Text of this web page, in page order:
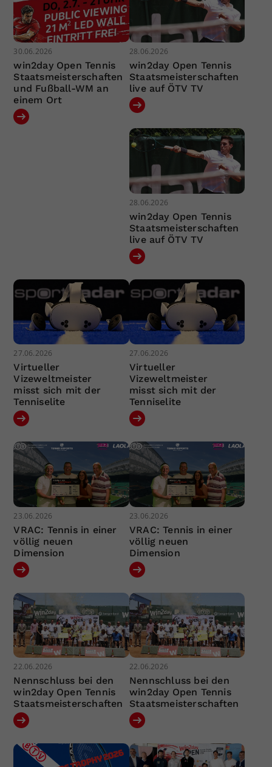
30.06.2026
win2day Open Tennis
Staatsmeisterschaften
und Fußball-WM an
einem Ort
28.06.2026
win2day Open Tennis
Staatsmeisterschaften
live auf ÖTV TV
28.06.2026
win2day Open Tennis
Staatsmeisterschaften
live auf ÖTV TV
27.06.2026
Virtueller
Vizeweltmeister
misst sich mit der
Tenniselite
27.06.2026
Virtueller
Vizeweltmeister
misst sich mit der
Tenniselite
23.06.2026
VRAC: Tennis in einer
völlig neuen
Dimension
23.06.2026
VRAC: Tennis in einer
völlig neuen
Dimension
22.06.2026
Nennschluss bei den
win2day Open Tennis
Staatsmeisterschaften
22.06.2026
Nennschluss bei den
win2day Open Tennis
Staatsmeisterschaften